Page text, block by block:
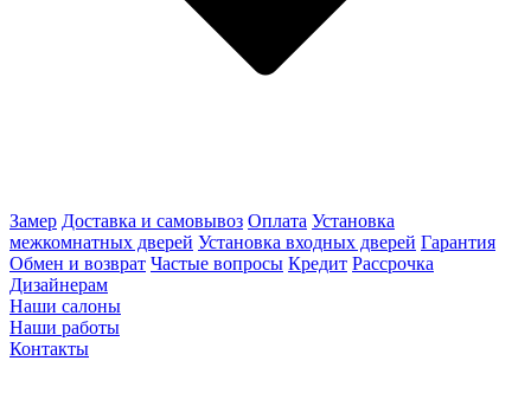
Замер Доставка и самовывоз Оплата Установка
межкомнатных дверей Установка входных дверей Гарантия
Обмен и возврат Частые вопросы Кредит Рассрочка
Дизайнерам
Наши салоны
Наши работы
Контакты